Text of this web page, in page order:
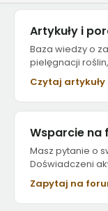
Artykuły i
Baza wiedzy o
pielęgnacji
Czytaj artykuły
Wsparcie na
Masz pytanie o
Doświadczeni
Zapytaj na